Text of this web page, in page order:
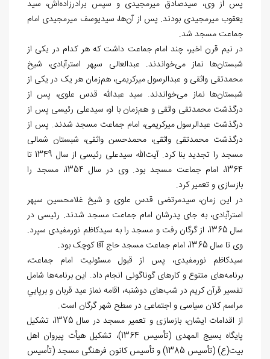
پس از وی، سیدصادق میرمجیدی و سپس برادرزاده‌اش، سید
یعقوب میرمجیدی بودند. پس از آن‌ها، سیدیوسف میرمجیدی امام
جماعت مسجد شد.
در نیم قرن اخیر، چند امام جماعت داشت که هر كدام در یکی از
شبستان‌ها نماز می‌خواندند. عبدالعالی سپهر استرآبادی، شیخ
محمدتقی واثقی و عبدالرسول میرکریمی، هم‌زمان هر یک در یکی از
شبستان‌ها نماز می‌خواندند. سید عبدالله قدس علوی، پس از
درگذشت محمدتقی واثقی و هم‌زمان با او، سیدعلی رئیسی پس از
درگذشت عبدالرسول میرکریمی، امام جماعت مسجد شدند. پس از
درگذشت محمدتقی واثقی، محمدحسن واثقی، شبستان شمالی
مسجد را تجدید بنا کرد. آیت‌الله سیدعلی رئیسی از سال 1349 تا
1364، امام جماعت مسجد بود. وی در سال 1354، مسجد را
بازسازی و تعمیر کرد.
در این زمان، سیدمرتضی قدس علوی و شیخ غلامحسین سپهر
استرآبادی، به جای پدرشان امام جماعت مسجد شدند. رئیسی در
سال 1365، از گرگان رفت و مسجد را به سیدکاظم نورمفیدی سپرد.
وی تا سال 1365، امام جماعت مسجد حاج آقا کوچک بود.
سیدکاظم نورمفیدی، پس از قبول مسئولیت امام جماعت،
برنامه‌های متنوع و کارهای گوناگونی انجام داد. اين برنامه‌ها شامل
تفسیر قرآن کریم در شب‌های دوشنبه، اقامه نماز عید قربان و برپايي
مراسم کلان سیاسی و اجتماعی در سطح شهر گرگان است.
از اقدامات ايشان، بازسازی و تعمیر مسجد در سال 1375، تشکیل
پایگاه بسیج المهدی (تأسیس 1364)، تشکیل هیأت پيروان اهل
بیت(ع) (تأسیس 1385) و تأسیس کانون فرهنگی مسجد (تأسیس